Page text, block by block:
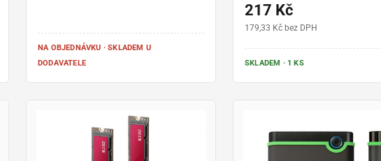
NA OBJEDNÁVKU · SKLADEM U
DODAVATELE
217 Kč
179,33 Kč bez DPH
SKLADEM · 1 KS